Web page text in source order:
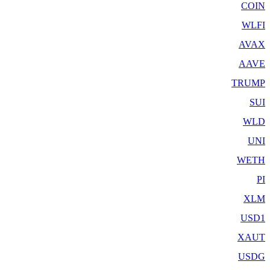
COIN
WLFI
AVAX
AAVE
TRUMP
SUI
WLD
UNI
WETH
PI
XLM
USD1
XAUT
USDG